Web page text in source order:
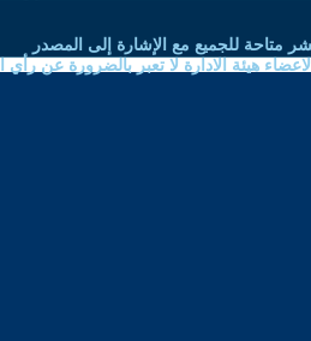
متاحة للجميع مع الإشارة إلى المصدر
هيئة الادارة لا تعبر بالضرورة عن رأي